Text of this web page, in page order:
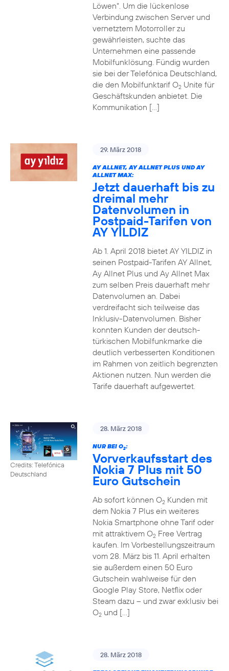
Löwen“. Um die lückenlose
Verbindung zwischen Server und
vernetztem Motorroller zu
gewährleisten, suchte das
Unternehmen eine passende
Mobilfunklösung. Fündig wurden
sie bei der Telefónica Deutschland,
die den Mobilfunktarif O2Unite für
Geschäftskunden anbietet. Die
Kommunikation […]
29. März 2018
AY ALLNET, AY ALLNET PLUS UND AY
ALLNET MAX:
Jetzt dauerhaft bis zu
dreimal mehr
Datenvolumen in
Postpaid-Tarifen von
AY YILDIZ
Ab 1. April 2018 bietet AY YILDIZ in
seinen Postpaid-Tarifen AY Allnet,
Ay Allnet Plus und Ay Allnet Max
zum selben Preis dauerhaft mehr
Datenvolumen an. Dabei
verdreifacht sich teilweise das
Inklusiv-Datenvolumen. Bisher
konnten Kunden der deutsch-
türkischen Mobilfunkmarke die
deutlich verbesserten Konditionen
im Rahmen von zeitlich begrenzten
Aktionen nutzen. Nun werden die
Tarife dauerhaft aufgewertet.
Credits: Telefónica
Deutschland
28. März 2018
NUR BEI O2:
Vorverkaufsstart des
Nokia 7 Plus mit 50
Euro Gutschein
Ab sofort können O2Kunden mit
dem Nokia 7 Plus ein weiteres
Nokia Smartphone ohne Tarif oder
mit attraktivem O2Free Vertrag
kaufen. Im Vorbestellungszeitraum
vom 28. März bis 11. April erhalten
sie außerdem einen 50 Euro
Gutschein wahlweise für den
Google Play Store, Netflix oder
Steam dazu – und zwar exklusiv bei
O2und […]
28. März 2018